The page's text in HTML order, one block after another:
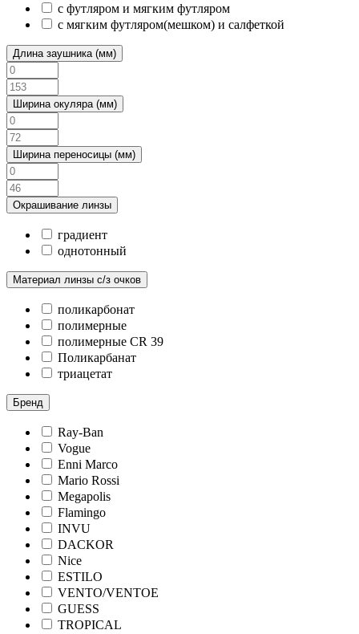
с футляром и мягким футляром
с мягким футляром(мешком) и салфеткой
Длина заушника (мм)
Ширина окуляра (мм)
Ширина переносицы (мм)
Окрашивание линзы
градиент
однотонный
Материал линзы с/з очков
поликарбонат
полимерные
полимерные CR 39
Поликарбанат
триацетат
Бренд
Ray-Ban
Vogue
Enni Marco
Mario Rossi
Megapolis
Flamingo
INVU
DACKOR
Nice
ESTILO
VENTO/VENTOE
GUESS
TROPICAL